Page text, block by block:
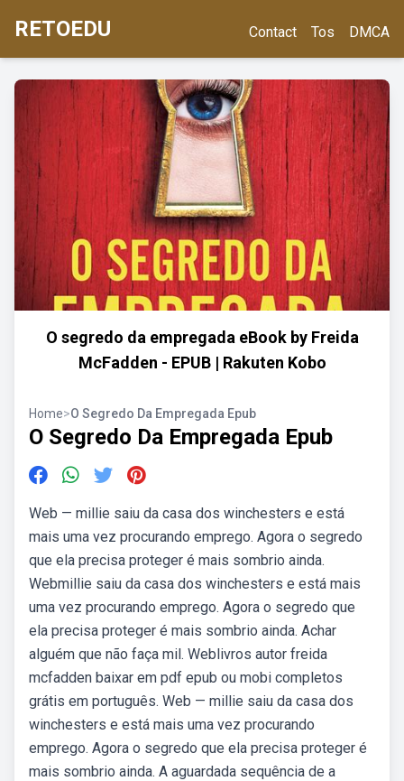
RETOEDU Contact Tos DMCA
O segredo da empregada eBook by Freida
McFadden - EPUB | Rakuten Kobo
Home>O Segredo Da Empregada Epub
O Segredo Da Empregada Epub
Web — millie saiu da casa dos winchesters e está
mais uma vez procurando emprego. Agora o segredo
que ela precisa proteger é mais sombrio ainda.
Webmillie saiu da casa dos winchesters e está mais
uma vez procurando emprego. Agora o segredo que
ela precisa proteger é mais sombrio ainda. Achar
alguém que não faça mil. Weblivros autor freida
mcfadden baixar em pdf epub ou mobi completos
grátis em português. Web — millie saiu da casa dos
winchesters e está mais uma vez procurando
emprego. Agora o segredo que ela precisa proteger é
mais sombrio ainda. A aguardada sequência de a